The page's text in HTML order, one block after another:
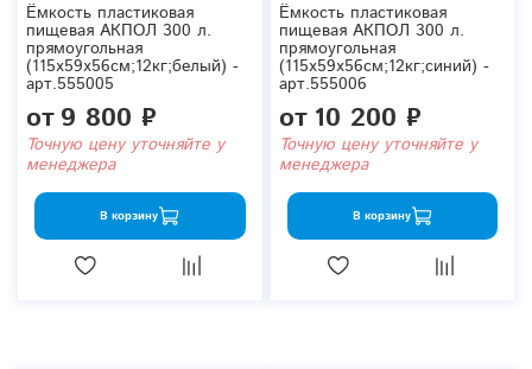
Ёмкость пластиковая
пищевая АКПОЛ 300 л.
прямоугольная
(115x59x56см;12кг;белый) -
арт.555005
от9 800 ₽
Точную цену уточняйте у
менеджера
В корзину
Ёмкость пластиковая
пищевая АКПОЛ 300 л.
прямоугольная
(115x59x56см;12кг;синий) -
арт.555006
от 10 200 ₽
Точную цену уточняйте у
менеджера
В корзину